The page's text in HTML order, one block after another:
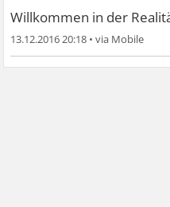
nicht einmal untersuchen?
Willkommen in der
13.12.2016 20:18 •